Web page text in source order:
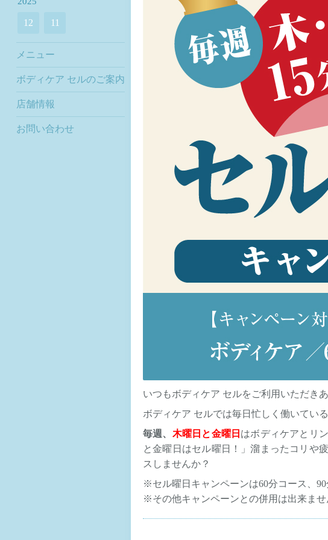
いつもボディケア セルをご利用いただき
ボディケア セルでは毎日忙しく働いてい
毎週、 木曜日と金曜日 はボディケアとリ
と金曜日はセル曜日！」溜まったコリや
スしませんか？
※セル曜日キャンペーンは60分コース、90
※その他キャンペーンとの併用は出来ませ
12 11
メニュー
ボディケア セルのご案内
店舗情報
お問い合わせ